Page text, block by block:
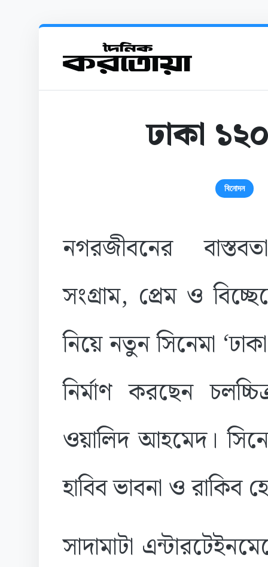
ঢাকা
বিনোদন
নগরজীবনের
সংগ্রাম, প্রেম ও
নিয়ে নতুন সিনেমা
নির্মাণ করছেন
ওয়ালিদ আহমেদ।
হাবিব ভাবনা ও রাকিব
সাদামাটা